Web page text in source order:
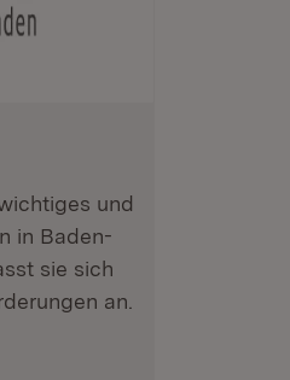
und
in Baden-
sie sich
an.